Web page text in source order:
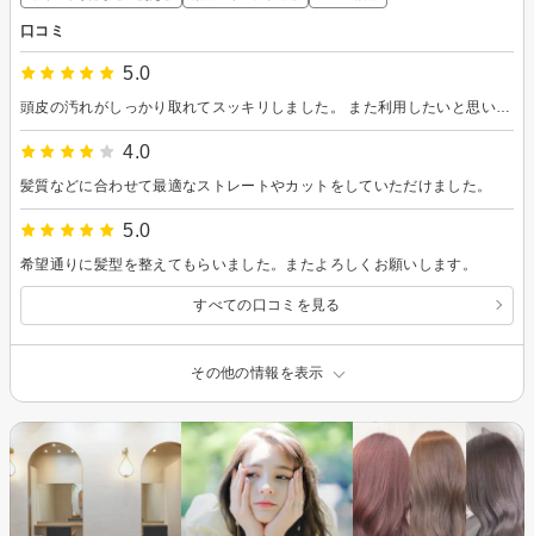
口コミ
5.0
頭皮の汚れがしっかり取れてスッキリしました。 また利用したいと思います！
4.0
髪質などに合わせて最適なストレートやカットをしていただけました。
5.0
希望通りに髪型を整えてもらいました。またよろしくお願いします。
すべての口コミを見る
その他の情報を表示